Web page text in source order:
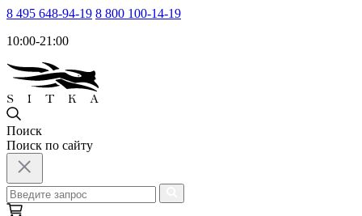
8 495 648-94-19 8 800 100-14-19
10:00-21:00
Поиск
Поиск по сайту